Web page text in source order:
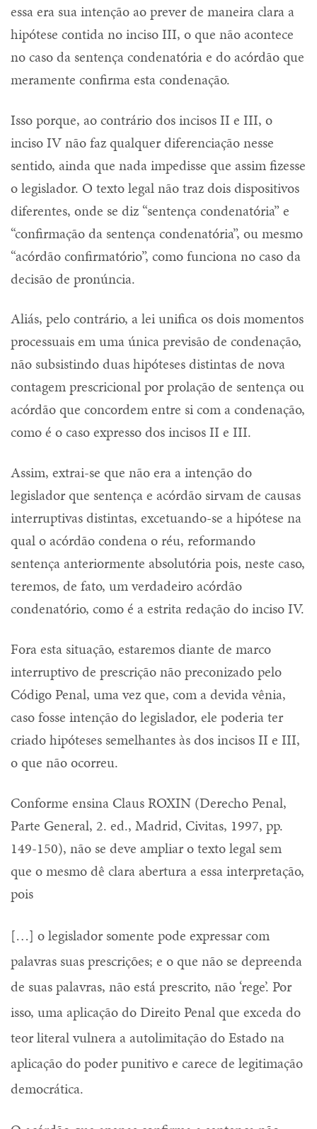
essa era sua intenção ao prever de maneira clara a
hipótese contida no inciso III, o que não acontece
no caso da sentença condenatória e do acórdão que
meramente confirma esta condenação.
Isso porque, ao contrário dos incisos II e III, o
inciso IV não faz qualquer diferenciação nesse
sentido, ainda que nada impedisse que assim fizesse
o legislador. O texto legal não traz dois dispositivos
diferentes, onde se diz “sentença condenatória” e
“confirmação da sentença condenatória”, ou mesmo
“acórdão confirmatório”, como funciona no caso da
decisão de pronúncia.
Aliás, pelo contrário, a lei unifica os dois momentos
processuais em uma única previsão de condenação,
não subsistindo duas hipóteses distintas de nova
contagem prescricional por prolação de sentença ou
acórdão que concordem entre si com a condenação,
como é o caso expresso dos incisos II e III.
Assim, extrai-se que não era a intenção do
legislador que sentença e acórdão sirvam de causas
interruptivas distintas, excetuando-se a hipótese na
qual o acórdão condena o réu, reformando
sentença anteriormente absolutória pois, neste caso,
teremos, de fato, um verdadeiro acórdão
condenatório, como é a estrita redação do inciso IV.
Fora esta situação, estaremos diante de marco
interruptivo de prescrição não preconizado pelo
Código Penal, uma vez que, com a devida vênia,
caso fosse intenção do legislador, ele poderia ter
criado hipóteses semelhantes às dos incisos II e III,
o que não ocorreu.
Conforme ensina Claus ROXIN (Derecho Penal,
Parte General, 2. ed., Madrid, Civitas, 1997, pp.
149-150), não se deve ampliar o texto legal sem
que o mesmo dê clara abertura a essa interpretação,
pois
[…] o legislador somente pode expressar com
palavras suas prescrições; e o que não se depreenda
de suas palavras, não está prescrito, não ‘rege’. Por
isso, uma aplicação do Direito Penal que exceda do
teor literal vulnera a autolimitação do Estado na
aplicação do poder punitivo e carece de legitimação
democrática.